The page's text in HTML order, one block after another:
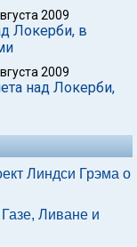
2009
Локерби, в
2009
над Локерби,
Линдси Грэма о
Ливане и